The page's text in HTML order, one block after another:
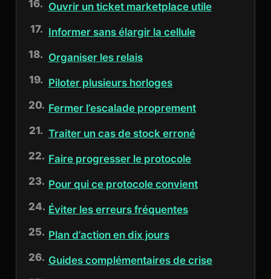
Ouvrir un ticket marketplace utile
Informer sans élargir la cellule
Organiser les relais
Piloter plusieurs horloges
Fermer l’escalade proprement
Traiter un cas de stock erroné
Faire progresser le protocole
Pour qui ce protocole convient
Éviter les erreurs fréquentes
Plan d’action en dix jours
Guides complémentaires de crise